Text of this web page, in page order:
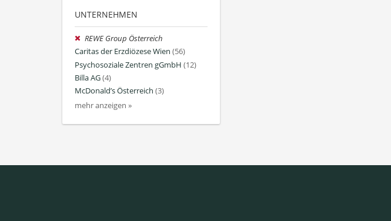
UNTERNEHMEN
REWE Group Österreich
Caritas der Erzdiözese Wien (56)
Psychosoziale Zentren gGmbH (12)
Billa AG(4)
McDonald’s Österreich (3)
mehr anzeigen »